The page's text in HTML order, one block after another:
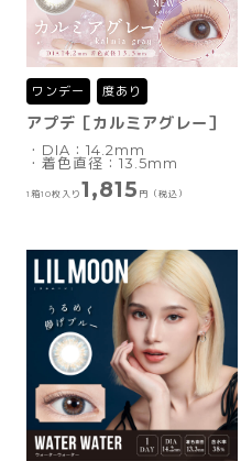
ワンデー 度あり
アプデ［カルミアグレー］
・DIA：14.2mm
・着色直径：13.5mm
1箱10枚入り 1,815 円（税込）